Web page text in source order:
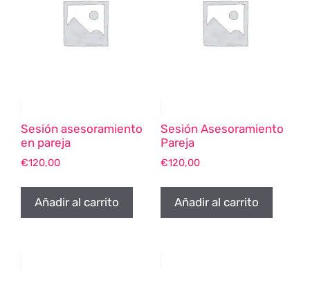
Sesión asesoramiento
en pareja
€120,00
Añadir al carrito
Sesión Asesoramiento
Pareja
€120,00
Añadir al carrito